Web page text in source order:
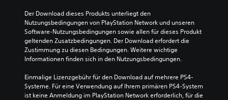
Der Download dieses Produkts unterliegt den
Nutzungsbedingungen von PlayStation Network und unseren
Software-Nutzungsbedingungen sowie allen für dieses Produkt
geltenden Zusatzbedingungen. Der Download erfordert die
Zustimmung zu diesen Bedingungen. Weitere wichtige
Informationen finden sich in den Nutzungsbedingungen.
Einmalige Lizenzgebühr für den Download auf mehrere PS4-
Systeme. Für eine Verwendung auf Ihrem primären PS4-System
ist keine Anmeldung im PlayStation Network erforderlich, für die